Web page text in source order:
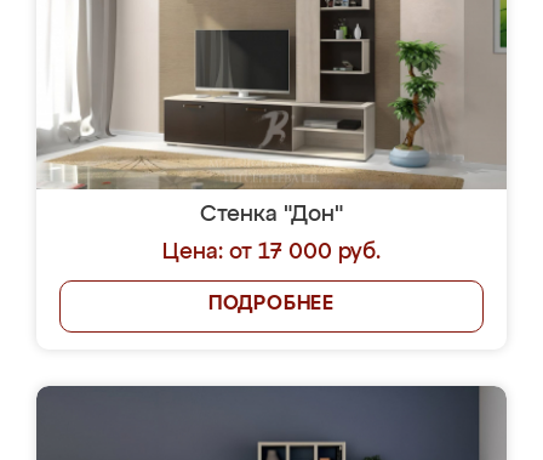
Стенка "Дон"
Цена: от 17 000 руб.
ПОДРОБНЕЕ